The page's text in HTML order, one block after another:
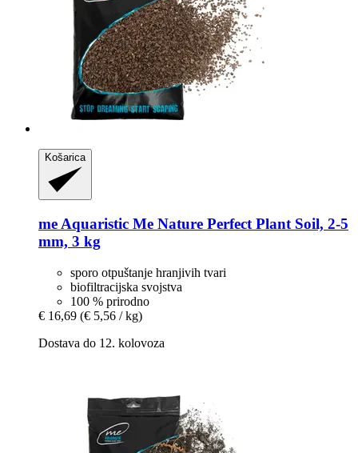
Košarica
me Aquaristic Me Nature Perfect Plant Soil, 2-​5
mm, 3 kg
sporo otpuštanje hranjivih tvari
biofiltracijska svojstva
100 % prirodno
€ 16,69 (€ 5,56 / kg)
Dostava do 12. kolovoza